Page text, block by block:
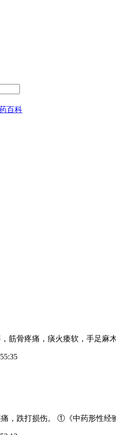
百科
筋骨疼痛，痰火痿软，手足麻
，跌打损伤。 ①《中药形性